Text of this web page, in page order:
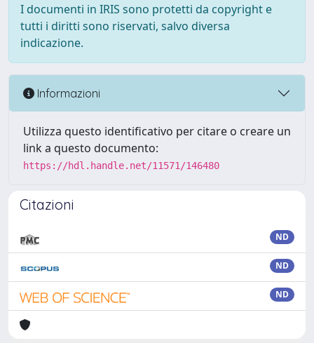
I documenti in IRIS sono protetti da copyright e
tutti i diritti sono riservati, salvo diversa
indicazione.
Informazioni
Utilizza questo identificativo per citare o creare un
link a questo documento:
https://hdl.handle.net/11571/146480
Citazioni
ND
ND
ND